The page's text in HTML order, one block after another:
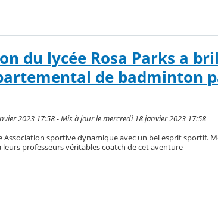
du lycée Rosa Parks a
de badminton
2023 17:58 - Mis à jour le mercredi 18 janvier 2023 17:58
Association sportive dynamique avec un bel esprit sportif.
leurs professeurs véritables coatch de cet aventure